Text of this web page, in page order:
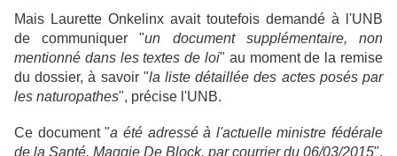
Mais Laurette Onkelinx avait toutefois demandé à l'UNB
de communiquer "un document supplémentaire, non
mentionné dans les textes de loi" au moment de la remise
du dossier, à savoir "la liste détaillée des actes posés par
les naturopathes", précise l'UNB.
Ce document "a été adressé à l'actuelle ministre fédérale
de la Santé, Maggie De Block, par courrier du 06/03/2015".